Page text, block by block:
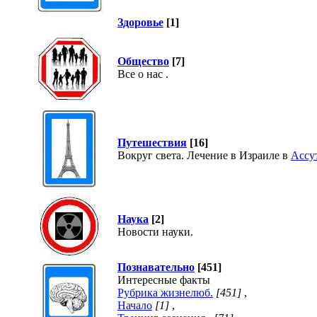
Здоровье [1]
Общество [7]
Все о нас .
Путешествия [16]
Вокруг света. Лечение в Израиле в
Наука [2]
Новости науки.
Познавательно [451]
Интересные факты
Рубрика жизнелюб. [451] ,
Начало [1] ,